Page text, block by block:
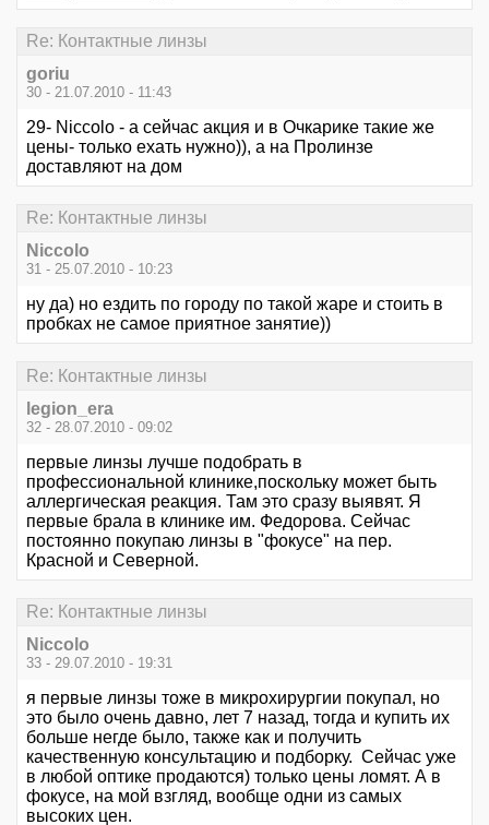
Re: Контактные линзы
goriu
30 - 21.07.2010 - 11:43
29- Niccolo - а сейчас акция и в Очкарике такие же
цены- только ехать нужно)), а на Пролинзе
доставляют на дом
Re: Контактные линзы
Niccolo
31 - 25.07.2010 - 10:23
ну да) но ездить по городу по такой жаре и стоить в
пробках не самое приятное занятие))
Re: Контактные линзы
legion_era
32 - 28.07.2010 - 09:02
первые линзы лучше подобрать в
профессиональной клинике,поскольку может быть
аллергическая реакция. Там это сразу выявят. Я
первые брала в клинике им. Федорова. Сейчас
постоянно покупаю линзы в "фокусе" на пер.
Красной и Северной.
Re: Контактные линзы
Niccolo
33 - 29.07.2010 - 19:31
я первые линзы тоже в микрохирургии покупал, но
это было очень давно, лет 7 назад, тогда и купить их
больше негде было, также как и получить
качественную консультацию и подборку. Сейчас уже
в любой оптике продаются) только цены ломят. А в
фокусе, на мой взгляд, вообще одни из самых
высоких цен.